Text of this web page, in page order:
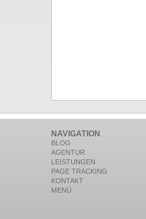
NAVIGATION
BLOG
AGENTUR
LEISTUNGEN
PAGE TRACKING
KONTAKT
MENÜ